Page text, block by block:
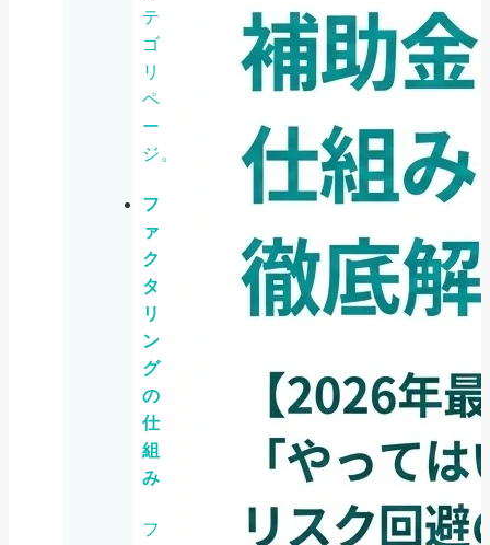
テ
ゴ
リ
ペ
ー
ジ。
フ
ァ
ク
タ
リ
ン
グ
の
仕
組
み
フ